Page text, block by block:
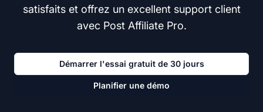
satisfaits et offrez un excellent support client
avec Post Affiliate Pro.
Démarrer l'essai gratuit de 30 jours
Planifier une démo